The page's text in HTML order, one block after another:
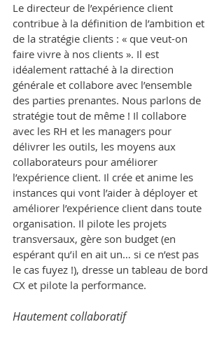
Le directeur de l’expérience client
contribue à la définition de l’ambition et
de la stratégie clients : « que veut-on
faire vivre à nos clients ». Il est
idéalement rattaché à la direction
générale et collabore avec l’ensemble
des parties prenantes. Nous parlons de
stratégie tout de même ! Il collabore
avec les RH et les managers pour
délivrer les outils, les moyens aux
collaborateurs pour améliorer
l’expérience client. Il crée et anime les
instances qui vont l’aider à déployer et
améliorer l’expérience client dans toute
organisation. Il pilote les projets
transversaux, gère son budget (en
espérant qu’il en ait un… si ce n’est pas
le cas fuyez !), dresse un tableau de bord
CX et pilote la performance.
Hautement collaboratif